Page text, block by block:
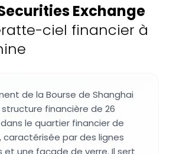
Exchange
ciel financier à
de la Bourse de Shanghai
financière de 26
le quartier financier de
caractérisée par des lignes
et une façade de verre. Il sert